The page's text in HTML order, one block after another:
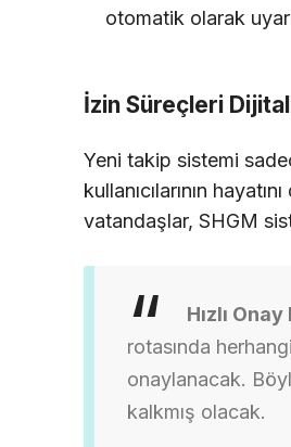
otomatik olarak
İzin Süreçleri
Yeni takip sistemi
kullanıcılarının
vatandaşlar, SHGM
Hızlı
rotasında
onaylanacak.
kalkmış olacak.